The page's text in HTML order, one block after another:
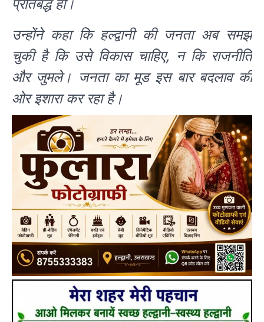
प्रतिबद्ध हों।
उन्होंने कहा कि हल्द्वानी की जनता अब समझ
चुकी है कि उसे विकास चाहिए, न कि राजनीति
और जुमले। जनता का मूड इस बार बदलाव की
ओर इशारा कर रहा है।